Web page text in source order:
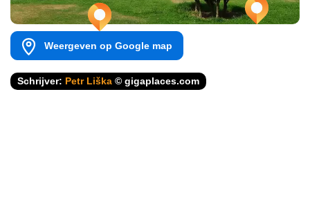
Weergeven op Google map
Schrijver: Petr Liška © gigaplaces.com